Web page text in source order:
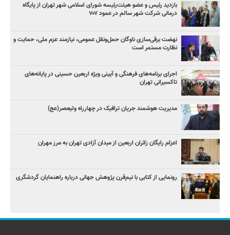
بازدید رئیس و عضو هیئت‌رئیسه شورای اسلامی شهر تهران از پایگاه
درمانی شرکت شهر سالم در عمود ۷۰۷
نهضت برقی‌سازی ناوگان حمل‌ونقل عمومی، نیازمند عزم ملی، حمایت و
نظارت مستمر است
اجرای برنامه‌های فرهنگی و آیینی ویژه اربعین حسینی در پایانه‌های
تاکسیرانی تهران
مدیریت هوشمند جریان ترافیک در چهارراه ولیعصر(عج)
اعزام رایگان زائران اربعین از میدان آزادی تهران به مرز مهران
رونمایی از کتابی با نیم‌قرن پژوهش جهانی درباره راهنمایان گردشگری